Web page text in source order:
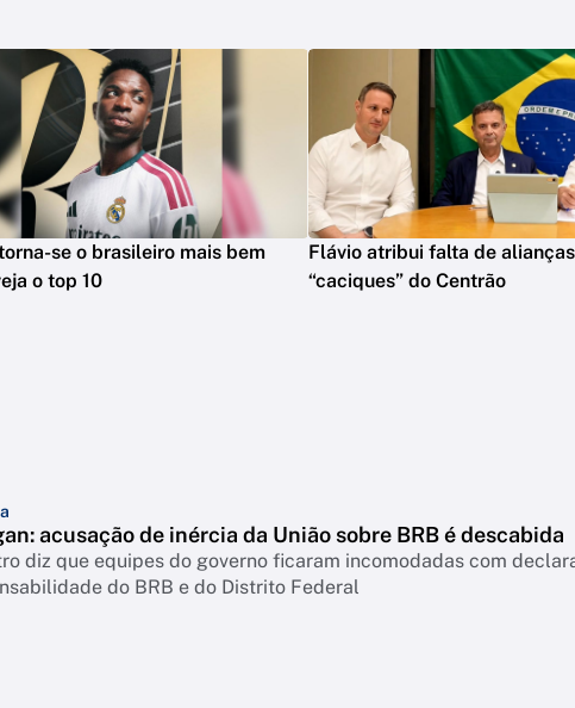
se o brasileiro mais bem
o top 10
Flávio atribui falta de
“caciques” do Centrão
acusação de inércia da União sobre BRB é descabida
diz que equipes do governo ficaram incomodadas com
do BRB e do Distrito Federal